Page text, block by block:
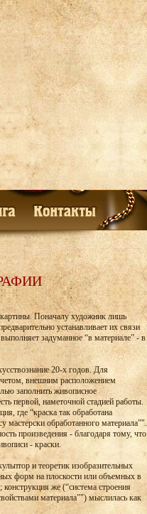
картины. Поначалу художник лишь
устанавливает их связи
задуманное “в материале” - в
20-х годов. Для
внешним расположением
заполнить живописное
первой, наметочной стадией работы.
где “краска так обработана
мастерски обработанного материала”".
произведения - благодаря тому, что
- краски.
и теоретик изобразительных
форм на плоскости или объемных в
конструкция же (“система строения
материала”") мыслилась как